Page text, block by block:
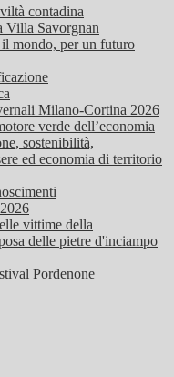
contadina
Villa Savorgnan
mondo, per un futuro
Milano-Cortina 2026
verde dell’economia
sostenibilità,
ed economia di territorio
vittime della
delle pietre d'inciampo
Pordenone